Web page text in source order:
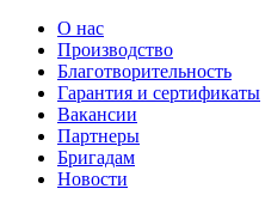
О нас
Производство
Благотворительность
Гарантия и сертификаты
Вакансии
Партнеры
Бригадам
Новости